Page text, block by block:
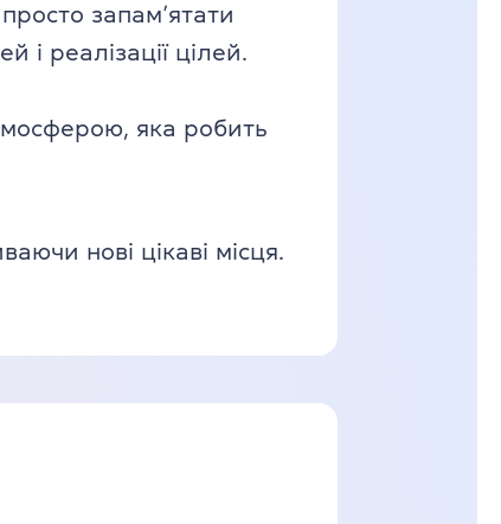
запам’ятати
і реалізації цілей.
яка робить
нові цікаві місця.